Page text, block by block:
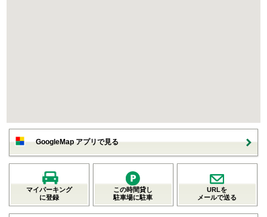
GoogleMap アプリで見る
マイパーキング
に登録
この時間貸し
駐車場に駐車
URLを
メールで送る